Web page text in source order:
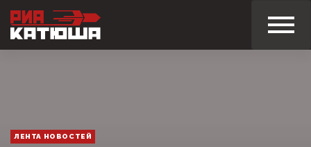
ЛЕНТА НОВОСТЕЙ